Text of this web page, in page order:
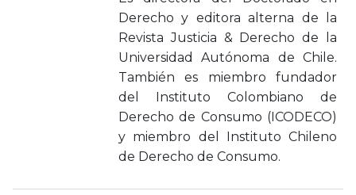
Derecho y editora alterna de la
Revista Justicia & Derecho de la
Universidad Autónoma de Chile.
También es miembro fundador
del Instituto Colombiano de
Derecho de Consumo (ICODECO)
y miembro del Instituto Chileno
de Derecho de Consumo.